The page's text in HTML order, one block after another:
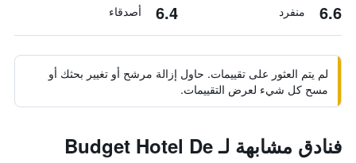
6.6 منفرد 6.4 أصدقاء
لم يتم العثور على تقييمات. حاول إزالة مرشح أو تغيير بحثك أو
مسح كل شيء لعرض التقييمات.
فنادق مشابهة لـ Budget Hotel De